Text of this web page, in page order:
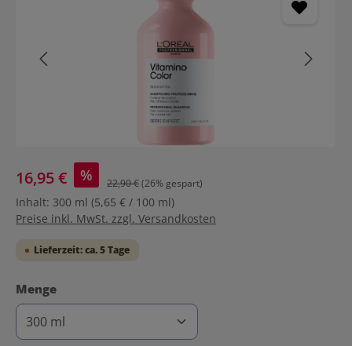
16,95 € % 22,90 €(26% gespart)
Inhalt: 300 ml (5,65 € / 100 ml)
Preise inkl. MwSt. zzgl. Versandkosten
Lieferzeit: ca. 5 Tage
Mengeauswählen